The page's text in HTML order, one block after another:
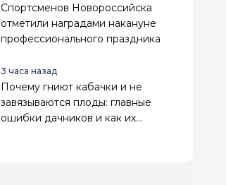
Спортсменов Новороссийска
отметили наградами накануне
профессионального праздника
3 часа назад
Почему гниют кабачки и не
завязываются плоды: главные
ошибки дачников и как их